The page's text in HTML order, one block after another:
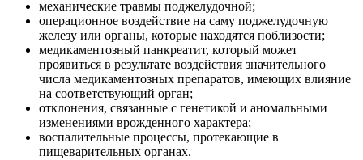
механические травмы поджелудочной;
операционное воздействие на саму поджелудочную
железу или органы, которые находятся поблизости;
медикаментозный панкреатит, который может
проявиться в результате воздействия значительного
числа медикаментозных препаратов, имеющих влияние
на соответствующий орган;
отклонения, связанные с генетикой и аномальными
изменениями врожденного характера;
воспалительные процессы, протекающие в
пищеварительных органах.